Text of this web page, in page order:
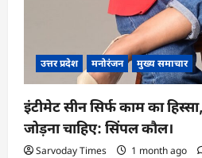
उत्तर प्रदेश मनोरंजन मुख्य समाचार
इंटीमेट सीन सिर्फ काम का
जोड़ना चाहिए: सिंपल कौल।
Sarvoday Times 1 month ago